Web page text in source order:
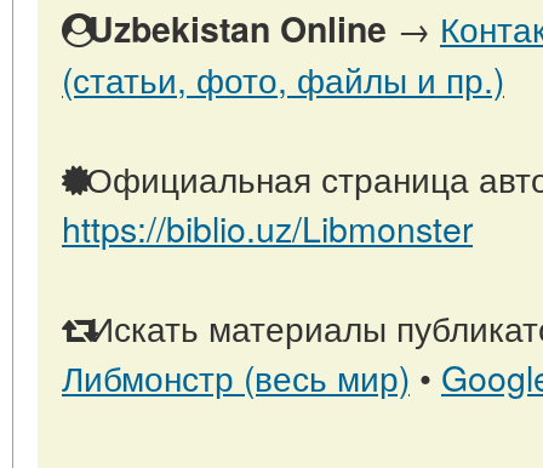
Uzbekistan Online →
(статьи, фото, файлы и пр.)
Официальная страница
https://biblio.uz/Libmonster
Искать материалы
Либмонстр (весь мир) •